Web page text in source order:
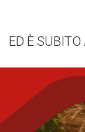
ED È SUBITO